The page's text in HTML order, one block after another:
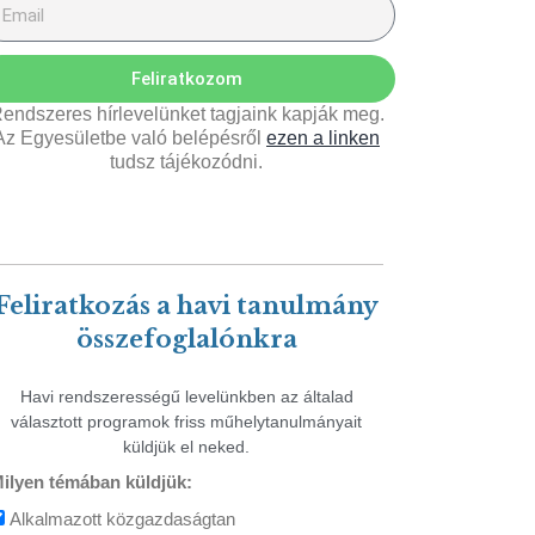
Feliratkozom
hírlevelünket tagjaink kapják meg.
Egyesületbe való belépésről ezen a linken
tudsz tájékozódni.
a havi tanulmány
összefoglalónkra
Havi rendszerességű levelünkben az általad
választott programok friss műhelytanulmányait
küldjük el neked.
témában küldjük:
Alkalmazott közgazdaságtan